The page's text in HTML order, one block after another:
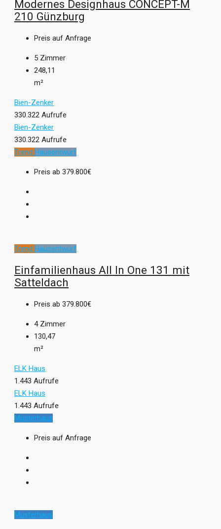
Modernes Designhaus CONCEPT-M
210 Günzburg
Preis auf Anfrage
5 Zimmer
248,11
m²
Bien-Zenker
330.322 Aufrufe
Bien-Zenker
330.322 Aufrufe
Trend Hausentwurf
Preis ab 379.800€
Trend Hausentwurf
Einfamilienhaus All In One 131 mit
Satteldach
Preis ab 379.800€
4 Zimmer
130,47
m²
ELK Haus
1.443 Aufrufe
ELK Haus
1.443 Aufrufe
Musterhaus
Preis auf Anfrage
Musterhaus